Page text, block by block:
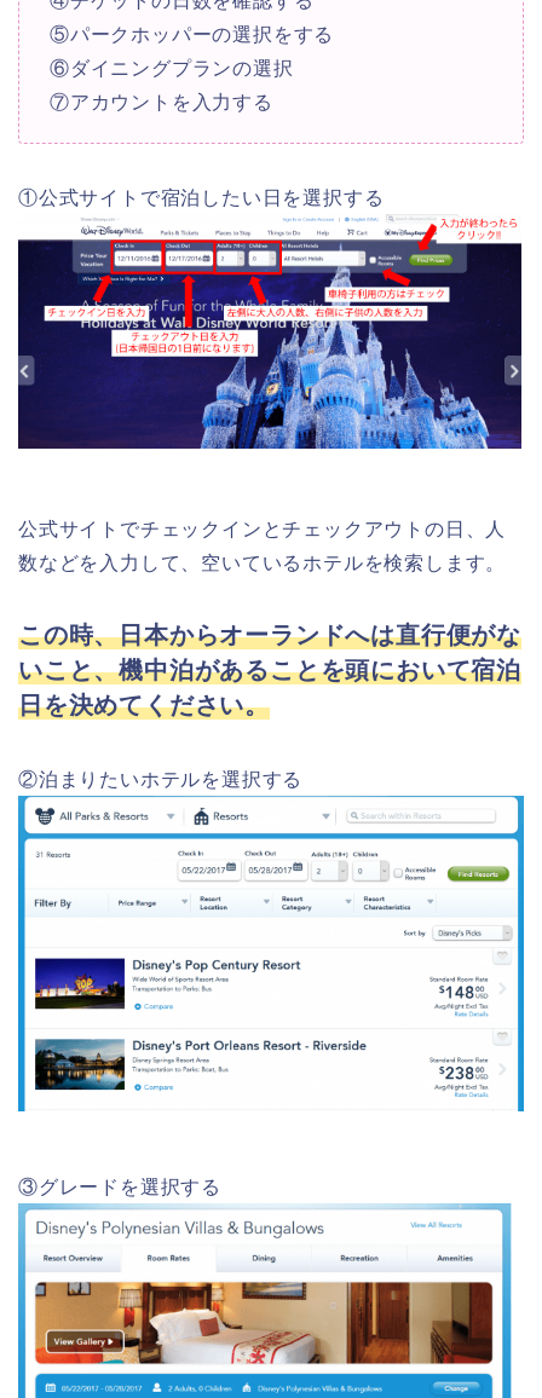
⑤パークホッパーの選択をする
⑥ダイニングプランの選択
⑦アカウントを入力する
①公式サイトで宿泊したい日を選択する
公式サイトでチェックインとチェックアウトの日、人
数などを入力して、空いているホテルを検索します。
この時、日本からオーランドへは直行便がな
いこと、機中泊があることを頭において宿泊
日を決めてください。
②泊まりたいホテルを選択する
③グレードを選択する